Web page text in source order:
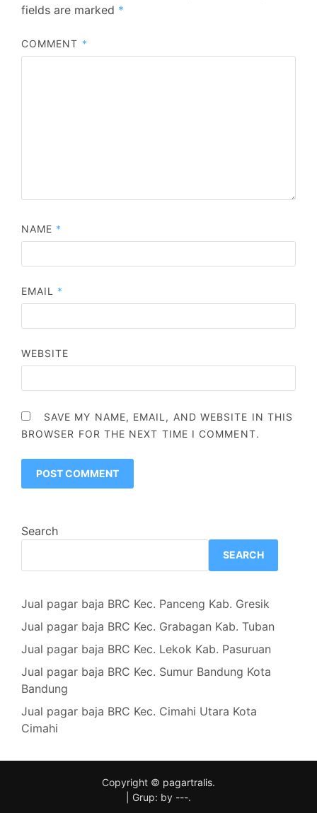
fields are marked *
COMMENT *
NAME *
EMAIL *
WEBSITE
SAVE MY NAME, EMAIL, AND WEBSITE IN THIS
BROWSER FOR THE NEXT TIME I COMMENT.
Search
SEARCH
Jual pagar baja BRC Kec. Panceng Kab. Gresik
Jual pagar baja BRC Kec. Grabagan Kab. Tuban
Jual pagar baja BRC Kec. Lekok Kab. Pasuruan
Jual pagar baja BRC Kec. Sumur Bandung Kota
Bandung
Jual pagar baja BRC Kec. Cimahi Utara Kota
Cimahi
Copyright © pagartralis.
Grup: by ---.